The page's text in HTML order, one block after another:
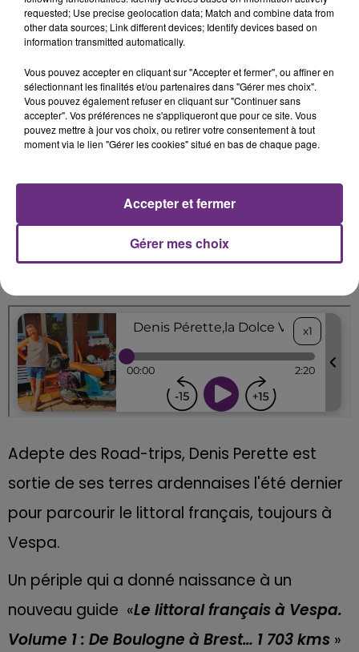
Sur sa machine, l’ardennais a parcouru bien des kms
depuis toutes ces années. Il a vu le département se
développer, tant sur l’aspect touristique qu’économique.
pas plus verte qu’ailleurs, et finalement il fait bon vivre
dans les Ardennes. Denis Perrette ne vous dira pas le
contraire…
Adepte des Road-trips, Denis Perette est
sortie de ses terres ardennaises l'été dernier
pour parcourir le littoral français, toujours à
Vespa.
Un périple qui a donné naissance à un
nouveau guide «Le littoral français à Vespa.
Volume 1 : De Boulogne à Brest… 1 703 kms »
requested; Use precise geolocation data; Match and combine data from
other data sources; Link different devices; Identify devices based on
information transmitted automatically.
Vous pouvez accepter en cliquant sur "Accepter et fermer", ou affiner en
sélectionnant les finalités et/ou partenaires dans "Gérer mes choix".
Vous pouvez également refuser en cliquant sur "Continuer sans
accepter". Vos préférences ne s'appliqueront que pour ce site. Vous
pouvez mettre à jour vos choix, ou retirer votre consentement à tout
moment via le lien "Gérer les cookies" situé en bas de chaque page.
Gérer mes choix
Accepter et fermer